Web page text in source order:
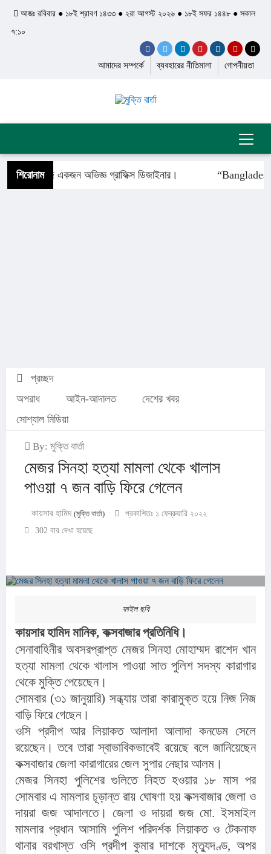
আজঃ রবিবার ● ১৮ই শ্রাবণ ১৪৩৩ ● ২রা আগস্ট ২০২৬ ● ১৮ই সফর ১৪৪৮ ● সকাল
৭:১০
আমাদের সম্পর্কে ব্যবহারের নীতিমালা গোপনীয়তা
শিরোনাম
সুমন আজ একজন অভিজ্ঞ গ্রাফিক্স ডিজাইনার।
প্রচ্ছদ
অপরাধ
আইন-আদালত
দেশের খবর
সোশ্যাল মিডিয়া
By: মুক্তি বার্তা
মেজর সিনহা হত্যা মামলা থেকে খালাস
পাওয়া ৭ জন বাড়ি ফিরে গেলেন
কায়সার হামিদ (মুক্তি বার্তা)
প্রকাশিতঃ ১ ফেব্রুয়ারি ২০২২
302 বার দেখা হয়েছে
ফাইল ছবি
কায়সার হামিদ মানিক, কক্সবাজার প্রতিনিধি।
সেনাবাহিনীর অবসরপ্রাপ্ত মেজর সিনহা মোহাম্মদ রাশেদ খান
হত্যা মামলা থেকে খালাস পাওয়া সাত পুলিশ সদস্য কারাগার
থেকে মুক্তি পেয়েছেন।
সোমবার (৩১ জানুয়ারি) সন্ধ্যায় তারা কারামুক্ত হয়ে নিজ নিজ
বাড়ি ফিরে গেছেন।
ওসি প্রদীপ আর লিয়াকত আলাদা আলাদা কনডেম সেলে
রয়েছেন। তবে তারা স্বাভাবিকভাবেই রয়েছে বলে জানিয়েছেন
কক্সবাজার জেলা কারাগারের জেল সুপার নেছার আলম।
মেজর সিনহা পুলিশের গুলিতে নিহত হওয়ার ১৮ মাস পর
সোমবার এ মামলার চূড়ান্ত রায় ঘোষণা হয় কক্সবাজার জেলা ও
দায়রা জজ আদালতে। জেলা ও দায়রা জজ মো. ইসমাইল
মামলার প্রধান আসামি পুলিশ পরিদর্শক লিয়াকত ও টেকনাফ
থানার বরখাস্ত ওসি প্রদীপ কুমার দাশকে মৃত্যুদণ্ড, অপর